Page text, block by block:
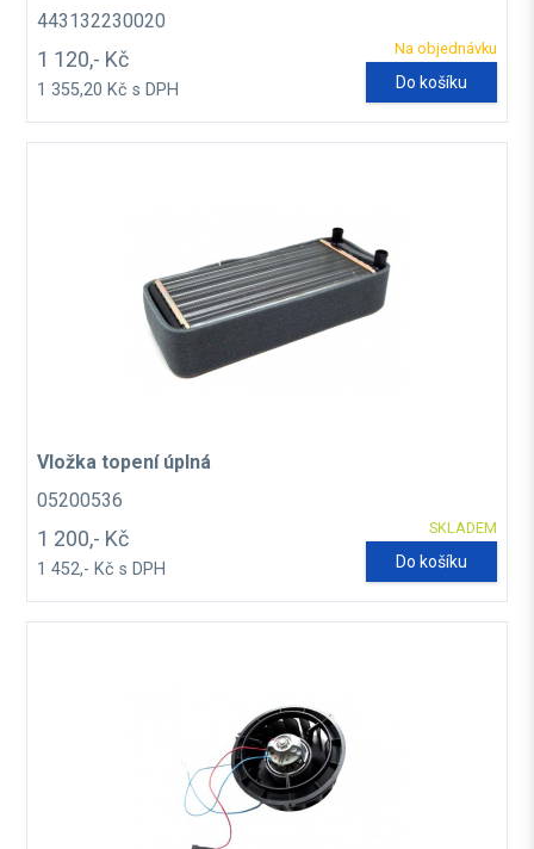
443132230020
Na objednávku
1 120,- Kč
1 355,20 Kč s DPH Do košíku
Vložka topení úplná
05200536
SKLADEM
1 200,- Kč
1 452,- Kč s DPH Do košíku